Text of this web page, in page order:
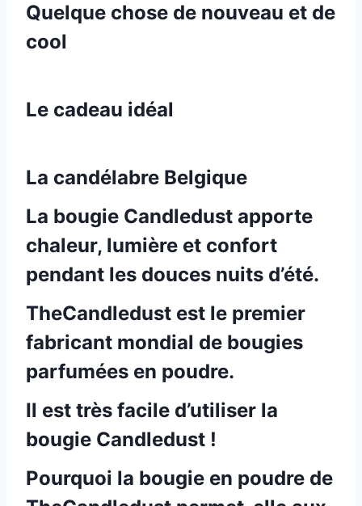
Quelque chose de nouveau et de
cool
Le cadeau idéal
La candélabre Belgique
La bougie Candledust apporte
chaleur, lumière et confort
pendant les douces nuits d’été.
TheCandledust est le premier
fabricant mondial de bougies
parfumées en poudre.
Il est très facile d’utiliser la
bougie Candledust !
Pourquoi la bougie en poudre de